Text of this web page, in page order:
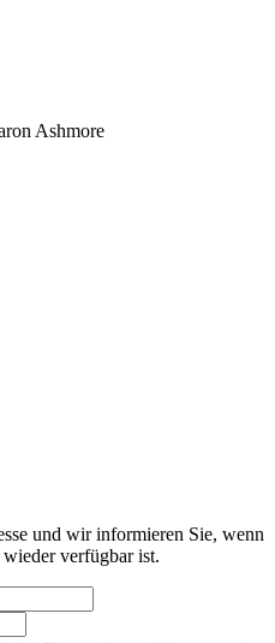
Ashmore
und wir informieren Sie, wenn
verfügbar ist.